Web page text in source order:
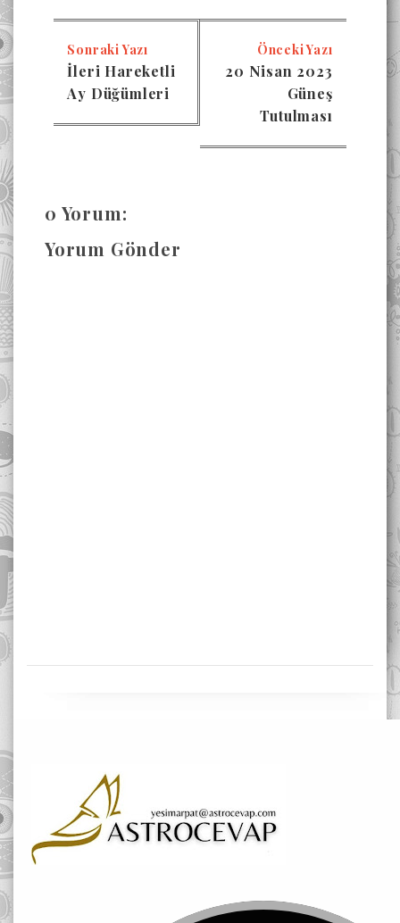
Sonraki Yazı
İleri Hareketli
Ay Düğümleri
Önceki Yazı
20 Nisan 2023
Güneş
Tutulması
0 Yorum:
Yorum Gönder